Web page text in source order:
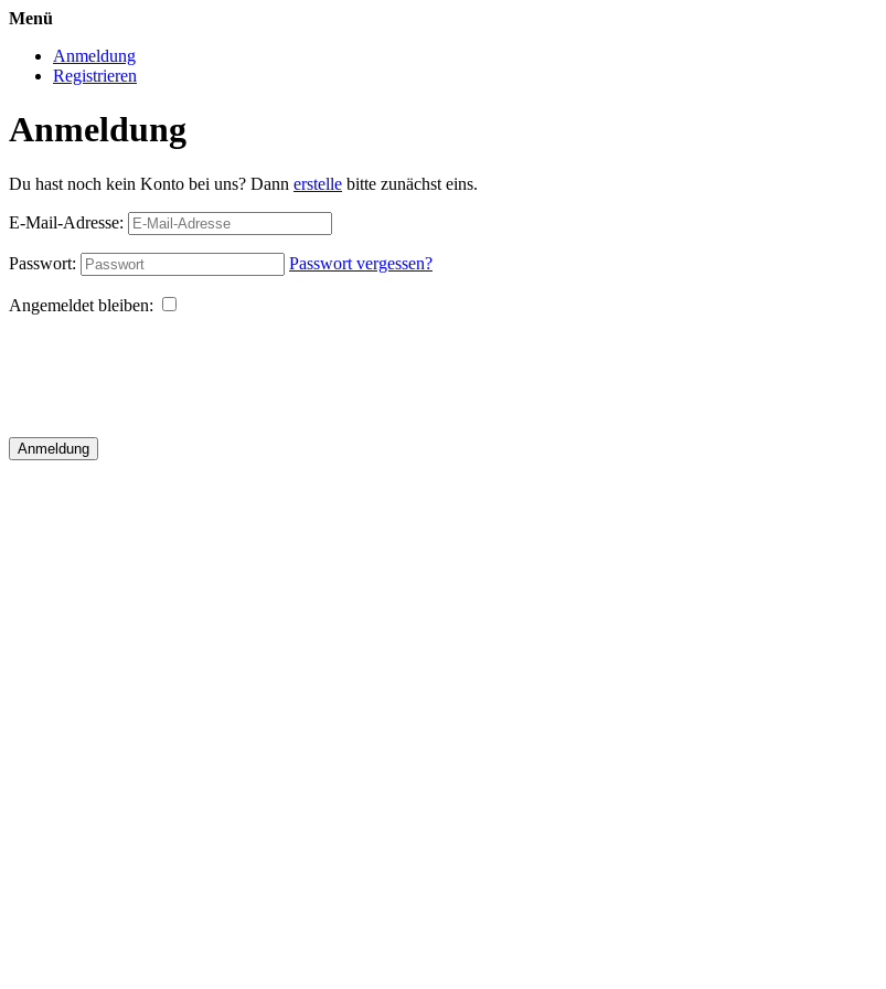
Menü
Anmeldung
Registrieren
Anmeldung
Du hast noch kein Konto bei uns? Dann erstelle bitte zunächst eins.
E-Mail-Adresse:
Passwort: Passwort vergessen?
Angemeldet bleiben:
Anmeldung